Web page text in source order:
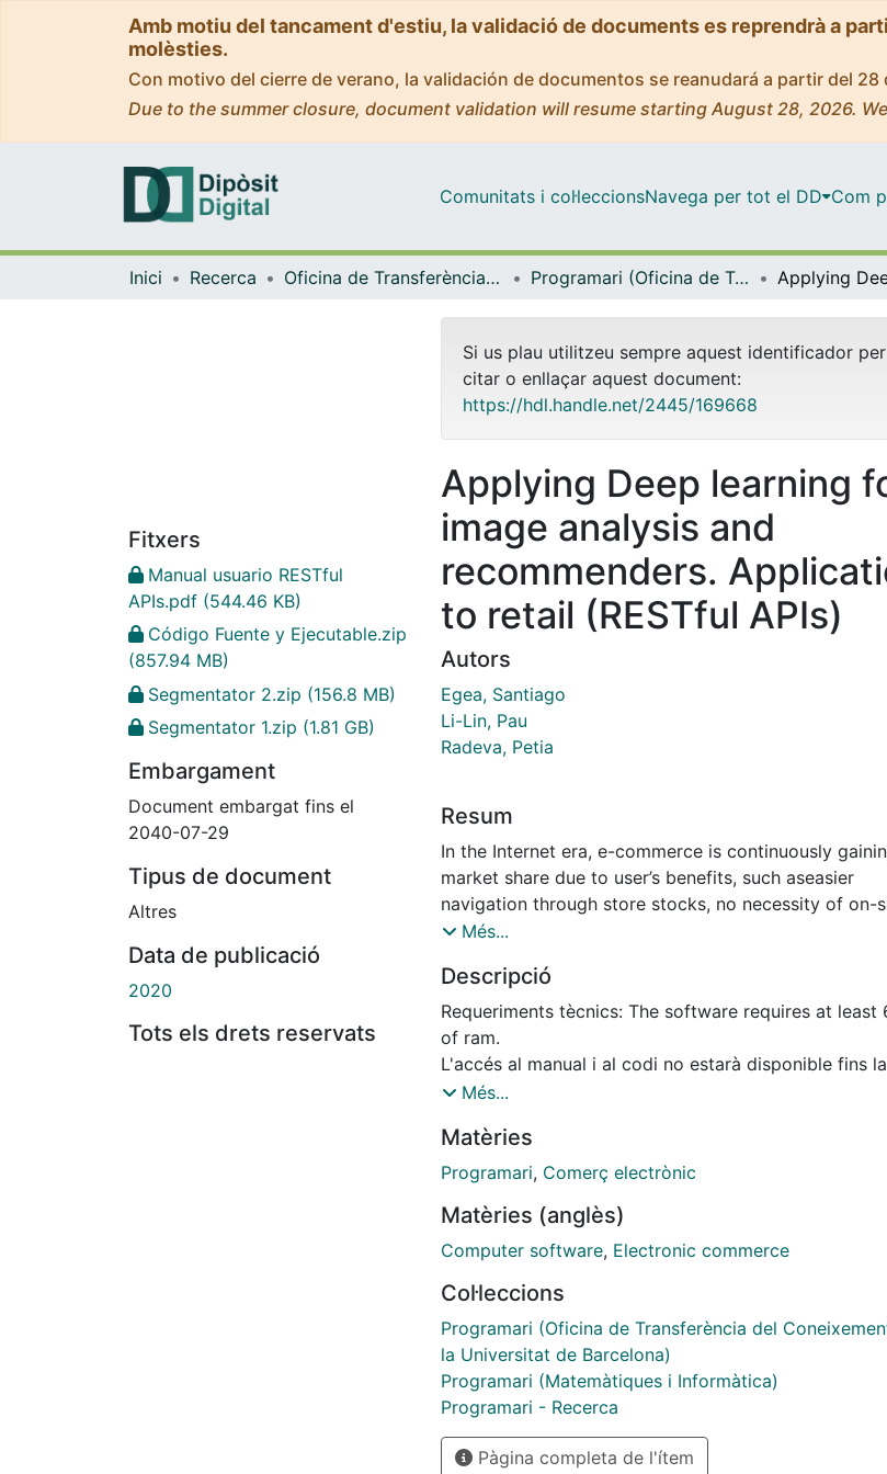
Amb motiu del tancament d'estiu, la validació de documents es reprendrà a
molèsties.
Con motivo del cierre de verano, la validación de documentos se reanudará a partir del
Due to the summer closure, document validation will resume starting August 28, 2026.
Comunitats i col·leccionsNavega per tot el DD Com
Inici Recerca Oficina de Transferència del Coneixement de la Universitat de Barcelona Programari (Oficina de Transferència del Coneixement de la Universitat de Barcelona)
Fitxers
Manual usuario RESTful
APIs.pdf (544.46 KB)
Código Fuente y Ejecutable.zip
(857.94 MB)
Segmentator 2.zip (156.8 MB)
Segmentator 1.zip (1.81 GB)
Embargament
Document embargat fins el
2040-07-29
Tipus de document
Altres
Data de publicació
2020
Tots els drets reservats
Si us plau utilitzeu sempre aquest identificador per
citar o enllaçar aquest document:
https://hdl.handle.net/2445/169668
Applying Deep learning
image analysis and
recommenders.
to retail (RESTful APIs)
Autors
Egea, Santiago
Li-Lin, Pau
Radeva, Petia
Resum
In the Internet era, e-commerce is continuously gaining
market share due to user’s benefits, such aseasier
navigation through store stocks, no necessity of on-site
shopping, amongst others. These facts draw a
economic situation in numerous sectors (fashion, food,
etc.). In this context, University of Barcelona has
developped RESTful APIs, that is a recommender
that provide incredible features for e-commerce so as to
maximize successful sales and, consequently, user’s
Més...
Descripció
Requeriments tècnics: The software requires at least
of ram.
L'accés al manual i al codi no estarà disponible fins
de la data d'embargament. Si esteu interessats a
Més...
Matèries
Programari, Comerç electrònic
Matèries (anglès)
Computer software, Electronic commerce
Col·leccions
Programari (Oficina de Transferència del
la Universitat de Barcelona)
Programari (Matemàtiques i Informàtica)
Programari - Recerca
Pàgina completa de l'ítem